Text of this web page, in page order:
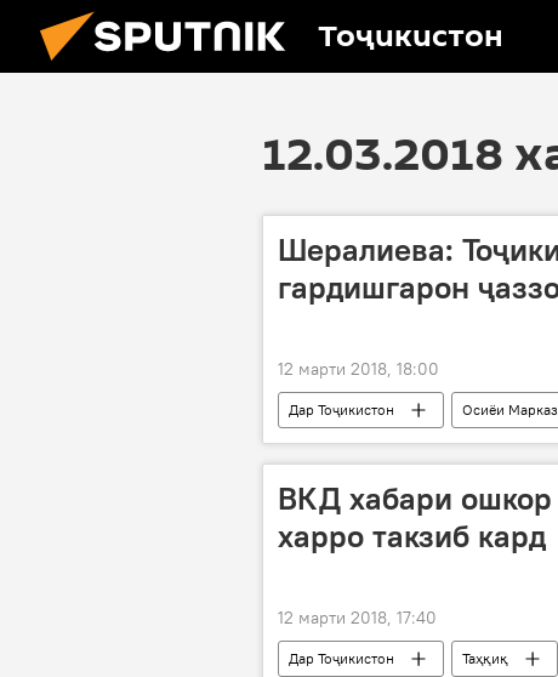
Тоҷикистон
12.03.2018
Шералиева:
гардишгарон
12 марти 2018, 18:00
Дар Тоҷикистон Осиёи
Ширкати "Роҳат Тур"
ВКД хабари
харро такзиб кард
12 марти 2018, 17:40
Дар Тоҷикистон Таҳқиқ